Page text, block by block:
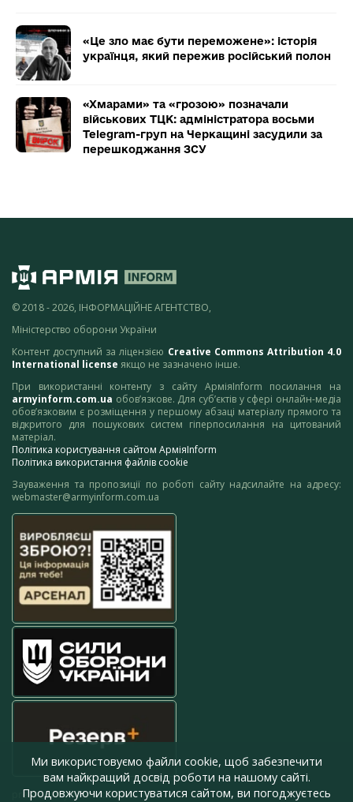
«Це зло має бути переможене»: історія
українця, який пережив російський полон
«Хмарами» та «грозою» позначали
військових ТЦК: адміністратора восьми
Telegram-груп на Черкащині засудили за
перешкоджання ЗСУ
© 2018 - 2026, ІНФОРМАЦІЙНЕ АГЕНТСТВО,
Міністерство оборони України
Контент доступний за ліцензією Creative Commons Attribution 4.0
International license якщо не зазначено інше.
При використанні контенту з сайту АрміяInform посилання на
armyinform.com.ua обов’язкове. Для суб’єктів у сфері онлайн-медіа
обов’язковим є розміщення у першому абзаці матеріалу прямого та
відкритого для пошукових систем гіперпосилання на цитований
матеріал.
Політика користування сайтом АрміяInform
Політика використання файлів cookie
Зауваження та пропозиції по роботі сайту надсилайте на адресу:
webmaster@armyinform.com.ua
press@armyinform.com.ua
Ми використовуємо файли cookie, щоб забезпечити
вам найкращий досвід роботи на нашому сайті.
Продовжуючи користуватися сайтом, ви погоджуєтесь